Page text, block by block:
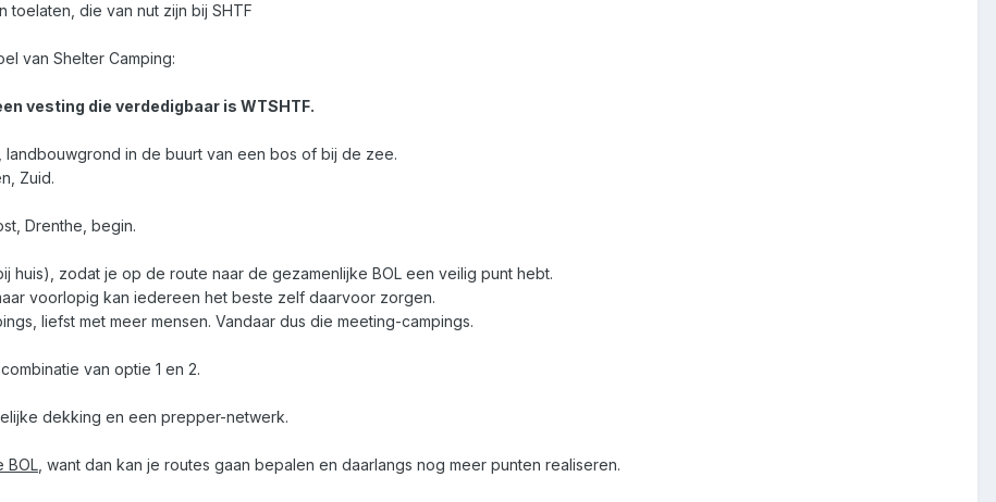
toelaten, die van nut zijn bij SHTF
van Shelter Camping:
vesting die verdedigbaar is WTSHTF.
landbouwgrond in de buurt van een bos of bij de zee.
Zuid.
Drenthe, begin.
huis), zodat je op de route naar de gezamenlijke BOL een veilig punt hebt.
voorlopig kan iedereen het beste zelf daarvoor zorgen.
liefst met meer mensen. Vandaar dus die meeting-campings.
van optie 1 en 2.
dekking en een prepper-netwerk.
BOL , want dan kan je routes gaan bepalen en daarlangs nog meer punten realiseren.